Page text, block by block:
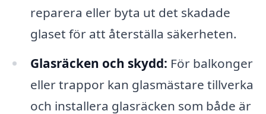
reparera eller byta ut det skadade
glaset för att återställa säkerheten.
Glasräcken och skydd: För balkonger
eller trappor kan glasmästare tillverka
och installera glasräcken som både är